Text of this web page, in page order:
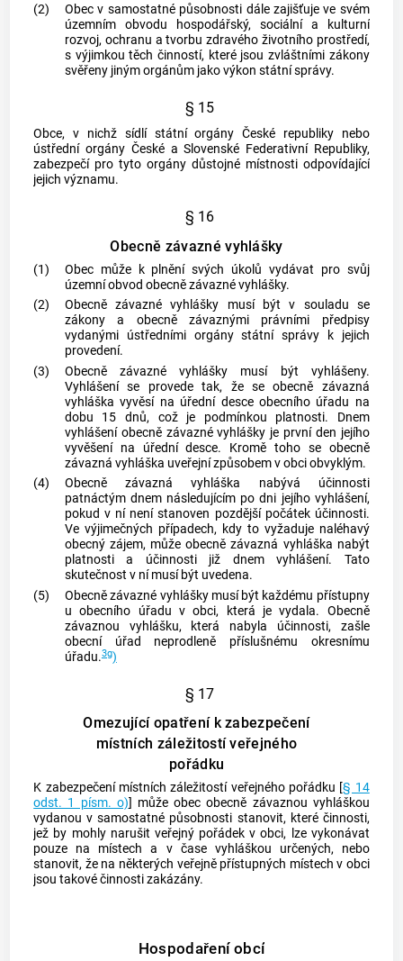
(2)
Obecv samostatné působnosti dále zajišťuje ve svém
územním obvodu hospodářský, sociální a kulturní
rozvoj, ochranu a tvorbu zdravého životního prostředí,
s výjimkou těch činností, které jsou zvláštními zákony
svěřeny jiným orgánům jako výkon státní správy.
§ 15
Obce, v nichž sídlí státní orgány České republiky nebo
ústřední orgány České a Slovenské Federativní Republiky,
zabezpečí pro tyto orgány důstojné místnosti odpovídající
jejich významu.
§ 16
Obecně závazné vyhlášky
(1) Obecmůže k plnění svých úkolů vydávat pro svůj
územní obvod obecně závazné vyhlášky.
(2)
Obecně závazné vyhlášky musí být v souladu se
zákony a obecně závaznými právními předpisy
vydanými ústředními orgány státní správy k jejich
provedení.
(3)
Obecně závazné vyhlášky musí být vyhlášeny.
Vyhlášení se provede tak, že se obecně závazná
vyhláška vyvěsí na úřední desce obecního úřadu na
dobu 15 dnů, což je podmínkou platnosti. Dnem
vyhlášení obecně závazné vyhlášky je první den jejího
vyvěšení na úřední desce. Kromě toho se obecně
závazná vyhláška uveřejní způsobem vobciobvyklým.
(4)
Obecně závazná vyhláška nabývá účinnosti
patnáctým dnem následujícím po dni jejího vyhlášení,
pokud v ní není stanoven pozdější počátek účinnosti.
Ve výjimečných případech, kdy to vyžaduje naléhavý
obecný zájem, může obecně závazná vyhláška nabýt
platnosti a účinnosti již dnem vyhlášení. Tato
skutečnost v ní musí být uvedena.
(5)
Obecně závazné vyhlášky musí být každému přístupny
u obecního úřadu vobci, která je vydala. Obecně
závaznou vyhlášku, která nabyla účinnosti, zašle
obecní úřad neprodleně příslušnému okresnímu
úřadu.3g)
§ 17
Omezující opatření k zabezpečení
místních záležitostí veřejného
pořádku
K zabezpečení místních záležitostí veřejného pořádku [§ 14
odst. 1 písm. o)] může obec obecně závaznou vyhláškou
vydanou v samostatné působnosti stanovit, které činnosti,
jež by mohly narušit veřejný pořádek v obci, lze vykonávat
pouze na místech a v čase vyhláškou určených, nebo
stanovit, že na některých veřejně přístupných místech v obci
jsou takové činnosti zakázány.
Hospodaření obcí